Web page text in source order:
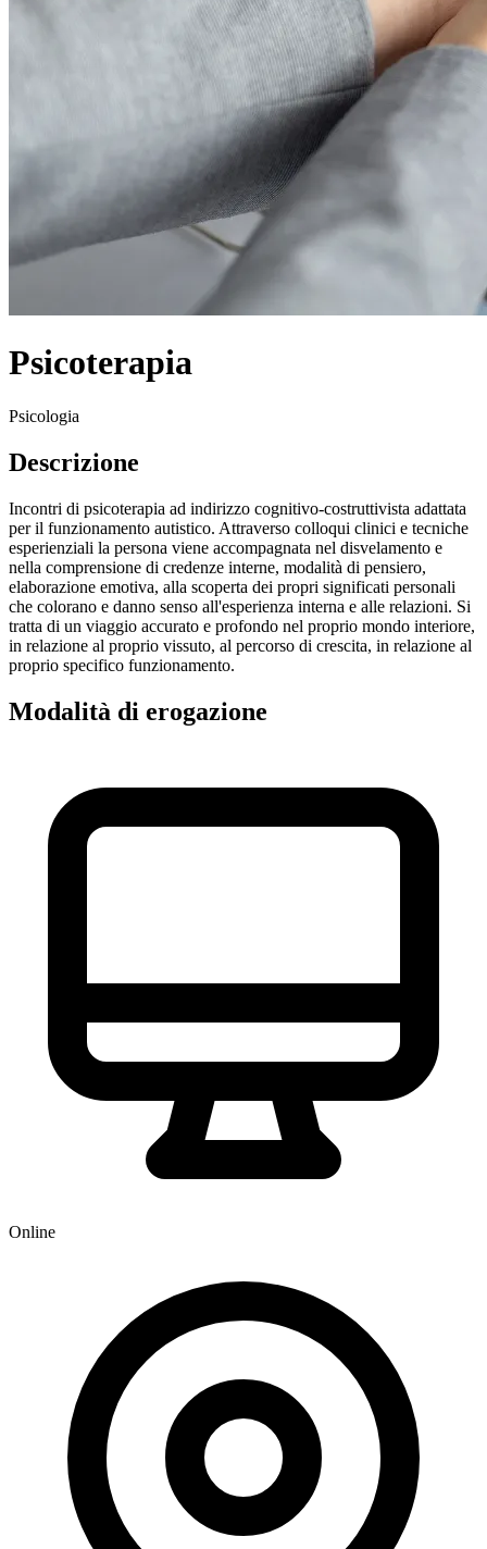
Psicoterapia
Psicologia
Descrizione
Incontri di psicoterapia ad indirizzo cognitivo-costruttivista adattata
per il funzionamento autistico. Attraverso colloqui clinici e tecniche
esperienziali la persona viene accompagnata nel disvelamento e
nella comprensione di credenze interne, modalità di pensiero,
elaborazione emotiva, alla scoperta dei propri significati personali
che colorano e danno senso all'esperienza interna e alle relazioni. Si
tratta di un viaggio accurato e profondo nel proprio mondo interiore,
in relazione al proprio vissuto, al percorso di crescita, in relazione al
proprio specifico funzionamento.
Modalità di erogazione
Online